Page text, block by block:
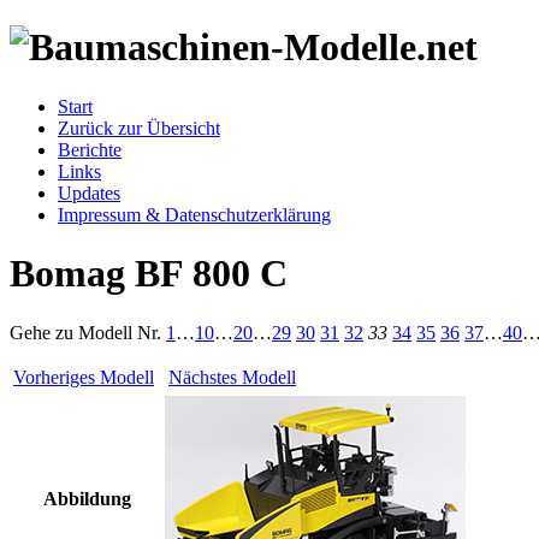
Start
Zurück zur Übersicht
Berichte
Links
Updates
Impressum & Datenschutzerklärung
Bomag BF 800 C
Gehe zu Modell Nr. 1 …10…20…29 30 31 32 33 34 35 36 37…40…
Vorheriges Modell Nächstes Modell
Abbildung